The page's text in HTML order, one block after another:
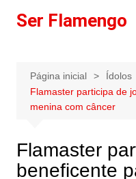
paraSer Flamengo
Página inicial
Ídolos
Flamaster participa de
menina com câncer
Flamaster
beneficente